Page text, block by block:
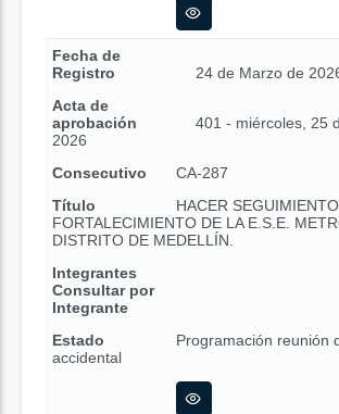
Fecha de
Registro
24 de Marzo de
Acta de
aprobación
401 - miércoles, 25
2026
Consecutivo
CA-287
Título
HACER
FORTALECIMIENTO DE LA E.S.E.
DISTRITO DE MEDELLÍN.
Integrantes
Consultar por
Integrante
Estado
Programación reunión
accidental